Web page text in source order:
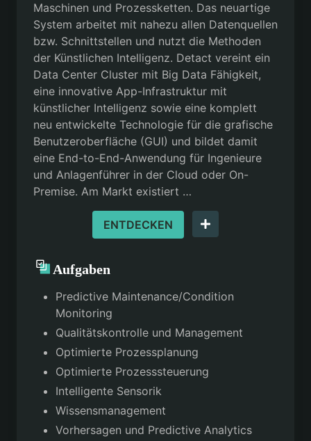
Maschinen und Prozessketten. Das neuartige
System arbeitet mit nahezu allen Datenquellen
bzw. Schnittstellen und nutzt die Methoden
der Künstlichen Intelligenz. Detact vereint ein
Data Center Cluster mit Big Data Fähigkeit,
eine innovative App-Infrastruktur mit
künstlicher Intelligenz sowie eine komplett
neu entwickelte Technologie für die grafische
Benutzeroberfläche (GUI) und bildet damit
eine End-to-End-Anwendung für Ingenieure
und Anlagenführer in der Cloud oder On-
Premise. Am Markt existiert …
ENTDECKEN
Aufgaben
Predictive Maintenance/Condition
Monitoring
Qualitätskontrolle und Management
Optimierte Prozessplanung
Optimierte Prozesssteuerung
Intelligente Sensorik
Wissensmanagement
Vorhersagen und Predictive Analytics